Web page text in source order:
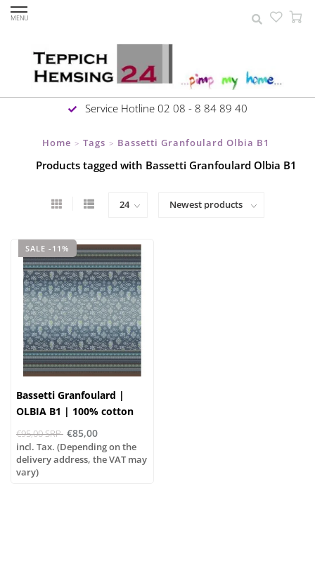
MENU
Service Hotline 02 08 - 8 84 89 40
Home > Tags > Bassetti Granfoulard Olbia B1
Products tagged with Bassetti Granfoulard Olbia B1
SALE -11%
Bassetti Granfoulard |
OLBIA B1 | 100% cotton
€95,00 SRP €85,00
incl. Tax. (Depending on the
delivery address, the VAT may
vary)